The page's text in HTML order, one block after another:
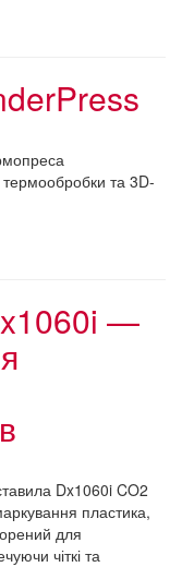
та 3D-
—
Dx1060i CO2
пластика,
для
чіткі та